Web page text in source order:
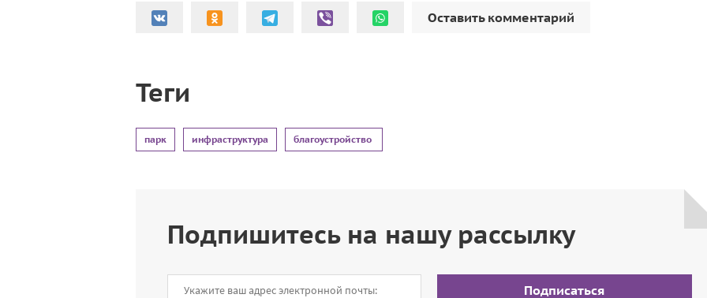
Оставить комментарий
Теги
парк инфраструктура благоустройство
Подпишитесь на нашу рассылку
Подписаться